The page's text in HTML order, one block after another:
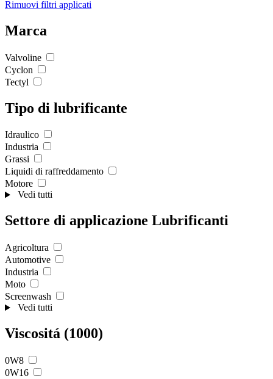
Rimuovi filtri applicati
Marca
Valvoline
Cyclon
Tectyl
Tipo di lubrificante
Idraulico
Industria
Grassi
Liquidi di raffreddamento
Motore
Vedi tutti
Settore di applicazione Lubrificanti
Agricoltura
Automotive
Industria
Moto
Screenwash
Vedi tutti
Viscositá (1000)
0W8
0W16